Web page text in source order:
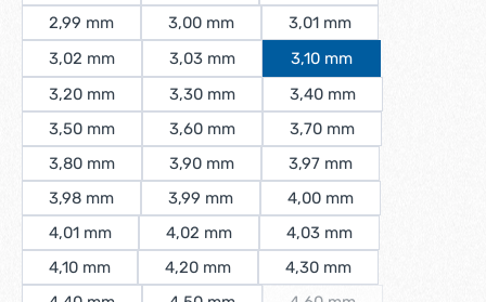
2,99 mm
3,00 mm
3,01 mm
3,02 mm
3,03 mm
3,10 mm
3,20 mm
3,30 mm
3,40 mm
3,50 mm
3,60 mm
3,70 mm
3,80 mm
3,90 mm
3,97 mm
3,98 mm
3,99 mm
4,00 mm
4,01 mm
4,02 mm
4,03 mm
4,10 mm
4,20 mm
4,30 mm